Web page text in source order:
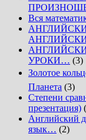
Вся
УРОКИ… (3)
Золотое
Планета (3)
Степени
презентация)
Английский
язык… (2)